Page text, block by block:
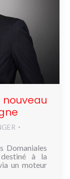
Domaniales
à la
un moteur